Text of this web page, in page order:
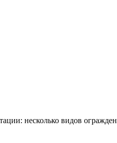
несколько видов